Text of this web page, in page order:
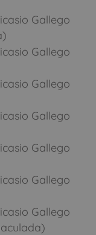
Gallego
Gallego
Gallego
Gallego
Gallego
Gallego
Gallego